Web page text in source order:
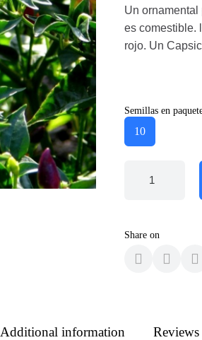
Un ornamental
es comestible.
rojo. Un
Semillas en
10
Share on
Additional information Reviews